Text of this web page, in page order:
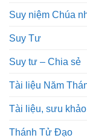
Suy niệm Chúa
Suy Tư
Suy tư – Chia sẻ
Tài liệu Năm
Tài liệu, sưu
Thánh Tử Đạo